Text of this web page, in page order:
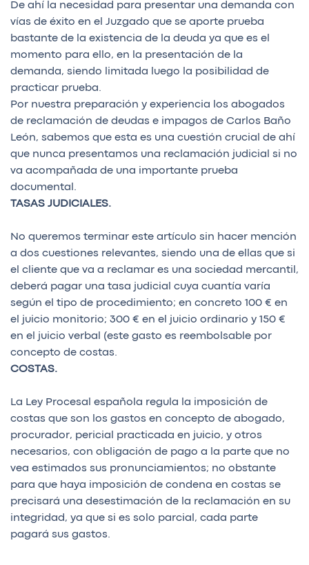
De ahí la necesidad para presentar una demanda con
vías de éxito en el Juzgado que se aporte prueba
bastante de la existencia de la deuda ya que es el
momento para ello, en la presentación de la
demanda, siendo limitada luego la posibilidad de
practicar prueba.
Por nuestra preparación y experiencia los abogados
de reclamación de deudas e impagos de Carlos Baño
León, sabemos que esta es una cuestión crucial de ahí
que nunca presentamos una reclamación judicial si no
va acompañada de una importante prueba
documental.
TASAS JUDICIALES.
No queremos terminar este artículo sin hacer mención
a dos cuestiones relevantes, siendo una de ellas que si
el cliente que va a reclamar es una sociedad mercantil,
deberá pagar una tasa judicial cuya cuantía varía
según el tipo de procedimiento; en concreto 100 € en
el juicio monitorio; 300 € en el juicio ordinario y 150 €
en el juicio verbal (este gasto es reembolsable por
concepto de costas.
COSTAS.
La Ley Procesal española regula la imposición de
costas que son los gastos en concepto de abogado,
procurador, pericial practicada en juicio, y otros
necesarios, con obligación de pago a la parte que no
vea estimados sus pronunciamientos; no obstante
para que haya imposición de condena en costas se
precisará una desestimación de la reclamación en su
integridad, ya que si es solo parcial, cada parte
pagará sus gastos.